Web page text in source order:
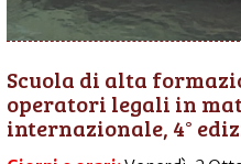
Scuola di alta
operatori legali in
internazionale, 4°